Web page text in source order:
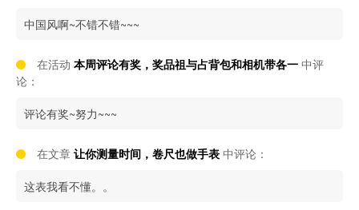
中国风啊~不错不错~~~
在活动 本周评论有奖，奖品祖与占背包和相机带各一 中评
论：
评论有奖~努力~~~
在文章 让你测量时间，卷尺也做手表 中评论：
这表我看不懂。。